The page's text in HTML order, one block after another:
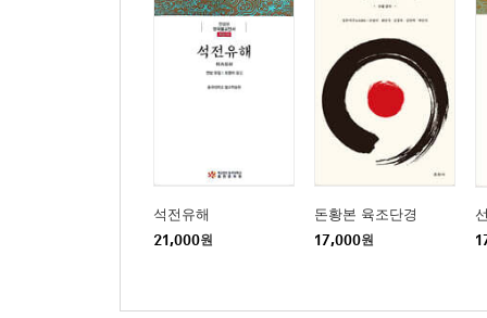
24. 무엇을 보고 무엇을 들었는가 ......... 69
25. 곧바로 가리킨 마음 ......... 70
26. 나라면 이렇게 말했을 것이다 ......... 72
27. 시절이 평온하면 태평가 부를 일도 없다 .........
28. 무위無爲의 교화 ......... 75
30. 여름이 되면 ......... 77
31. 가을이 되면 ......... 78
32. 공자의 효와 석가의 효 ......... 78
석전유해
21,000원
돈황본 육조단경
17,000원